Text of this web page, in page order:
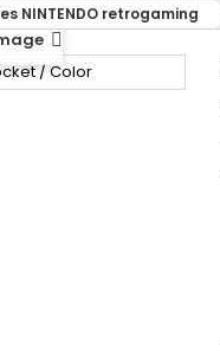
NINTENDO retrogaming